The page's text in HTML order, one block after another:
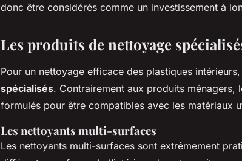
donc être considérés comme un investissement à
Les produits de nettoyage
Pour un nettoyage efficace des plastiques
spécialisés. Contrairement aux produits ménagers,
formulés pour être compatibles avec les matériaux
Les nettoyants multi-surfaces
Les nettoyants multi-surfaces sont extrêmement